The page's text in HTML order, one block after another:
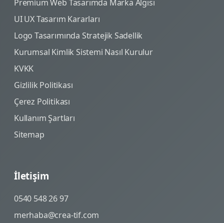
Premium Web Tasarımda Marka Algısı
UI UX Tasarım Kararları
Logo Tasarımında Stratejik Sadellik
Kurumsal Kimlik Sistemi Nasıl Kurulur
KVKK
Gizlilik Politikası
Çerez Politikası
Kullanım Şartları
Sitemap
İletişim
0540 548 26 97
merhaba@crea-tif.com